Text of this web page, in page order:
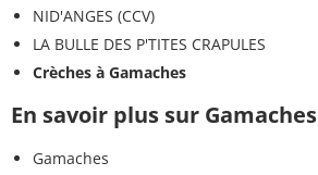
NID'ANGES (CCV)
LA BULLE DES P'TITES CRAPULES
Crèches à Gamaches
En savoir plus sur Gamaches
Gamaches